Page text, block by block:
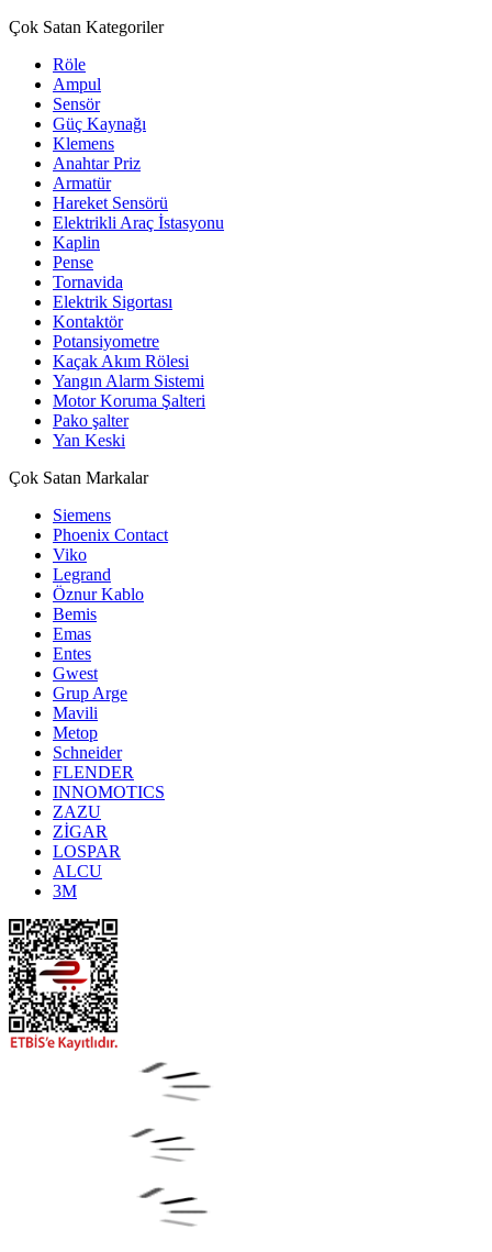
Çok Satan Kategoriler
Röle
Ampul
Sensör
Güç Kaynağı
Klemens
Anahtar Priz
Armatür
Hareket Sensörü
Elektrikli Araç İstasyonu
Kaplin
Pense
Tornavida
Elektrik Sigortası
Kontaktör
Potansiyometre
Kaçak Akım Rölesi
Yangın Alarm Sistemi
Motor Koruma Şalteri
Pako şalter
Yan Keski
Çok Satan Markalar
Siemens
Phoenix Contact
Viko
Legrand
Öznur Kablo
Bemis
Emas
Entes
Gwest
Grup Arge
Mavili
Metop
Schneider
FLENDER
INNOMOTICS
ZAZU
ZİGAR
LOSPAR
ALCU
3M